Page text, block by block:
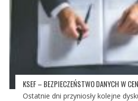
KSEF – BEZPIECZEŃSTWO DANYCH W
Ostatnie dni przyniosły kolejne